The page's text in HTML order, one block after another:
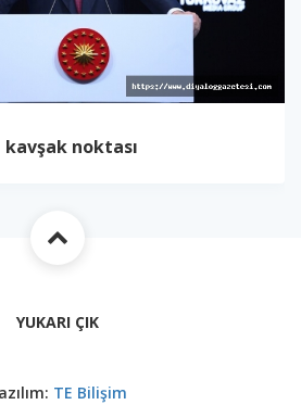
noktası
YUKARI ÇIK
TE Bilişim